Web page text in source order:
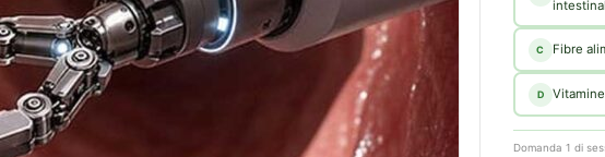
C Fibre
D
Domanda 1 di